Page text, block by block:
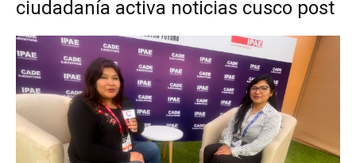
ciudadanía activa noticias cusco post